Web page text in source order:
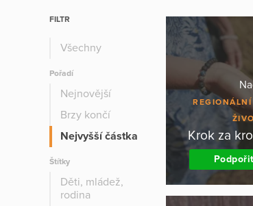
FILTR
Všechny
Pořadí
Nejnovější
Brzy končí
Nejvyšší částka
Štítky
Děti, mládež,
rodina
Krok za
Podpořit